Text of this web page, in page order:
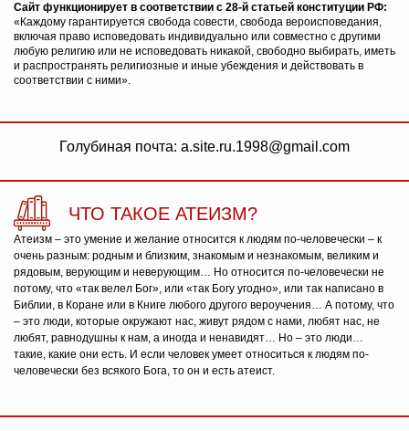
Сайт функционирует в соответствии с 28-й статьей конституции РФ:
«Каждому гарантируется свобода совести, свобода вероисповедания,
включая право исповедовать индивидуально или совместно с другими
любую религию или не исповедовать никакой, свободно выбирать, иметь
и распространять религиозные и иные убеждения и действовать в
соответствии с ними».
Голубиная почта: a.site.ru.1998@gmail.com
ЧТО ТАКОЕ АТЕИЗМ?
Атеизм – это умение и желание относится к людям по-человечески – к
очень разным: родным и близким, знакомым и незнакомым, великим и
рядовым, верующим и неверующим… Но относится по-человечески не
потому, что «так велел Бог», или «так Богу угодно», или так написано в
Библии, в Коране или в Книге любого другого вероучения… А потому, что
– это люди, которые окружают нас, живут рядом с нами, любят нас, не
любят, равнодушны к нам, а иногда и ненавидят… Но – это люди…
такие, какие они есть. И если человек умеет относиться к людям по-
человечески без всякого Бога, то он и есть атеист.